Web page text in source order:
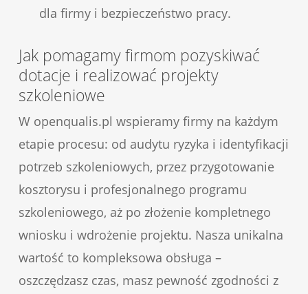
dla firmy i bezpieczeństwo pracy.
Jak pomagamy firmom pozyskiwać
dotacje i realizować projekty
szkoleniowe
W openqualis.pl wspieramy firmy na każdym
etapie procesu: od audytu ryzyka i identyfikacji
potrzeb szkoleniowych, przez przygotowanie
kosztorysu i profesjonalnego programu
szkoleniowego, aż po złożenie kompletnego
wniosku i wdrożenie projektu. Nasza unikalna
wartość to kompleksowa obsługa –
oszczędzasz czas, masz pewność zgodności z